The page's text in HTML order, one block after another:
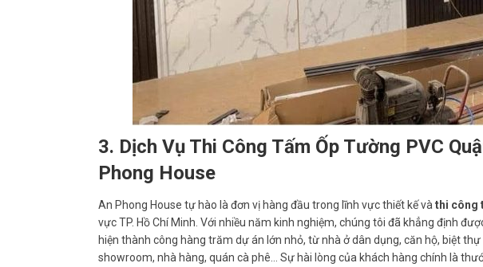
3. Dịch Vụ Thi Công Tấm Ốp Tường PVC
Phong House
An Phong House tự hào là đơn vị hàng đầu trong lĩnh vực thiết kế và thi công
vực TP. Hồ Chí Minh. Với nhiều năm kinh nghiệm, chúng tôi đã khẳng định
hiện thành công hàng trăm dự án lớn nhỏ, từ nhà ở dân dụng, căn hộ, biệt
showroom, nhà hàng, quán cà phê… Sự hài lòng của khách hàng chính là